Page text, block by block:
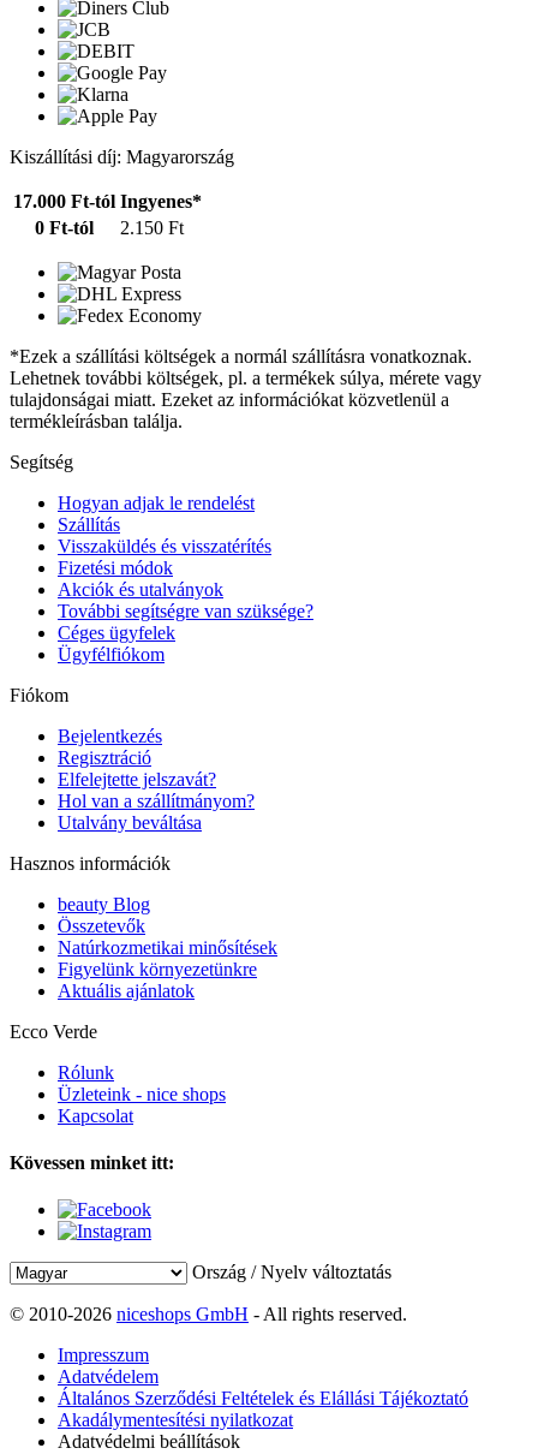
Kiszállítási díj: Magyarország
17.000 Ft-tól Ingyenes*
0 Ft-tól
2.150 Ft
*Ezek a szállítási költségek a normál szállításra vonatkoznak.
Lehetnek további költségek, pl. a termékek súlya, mérete vagy
tulajdonságai miatt. Ezeket az információkat közvetlenül a
termékleírásban találja.
Segítség
Hogyan adjak le rendelést
Szállítás
Visszaküldés és visszatérítés
Fizetési módok
Akciók és utalványok
További segítségre van szüksége?
Céges ügyfelek
Ügyfélfiókom
Fiókom
Bejelentkezés
Regisztráció
Elfelejtette jelszavát?
Hol van a szállítmányom?
Utalvány beváltása
Hasznos információk
beauty Blog
Összetevők
Natúrkozmetikai minősítések
Figyelünk környezetünkre
Aktuális ajánlatok
Ecco Verde
Rólunk
Üzleteink - nice shops
Kapcsolat
Kövessen minket itt:
Ország / Nyelv változtatás
© 2010-2026 niceshops GmbH - All rights reserved.
Impresszum
Adatvédelem
Általános Szerződési Feltételek és Elállási Tájékoztató
Akadálymentesítési nyilatkozat
Adatvédelmi beállítások